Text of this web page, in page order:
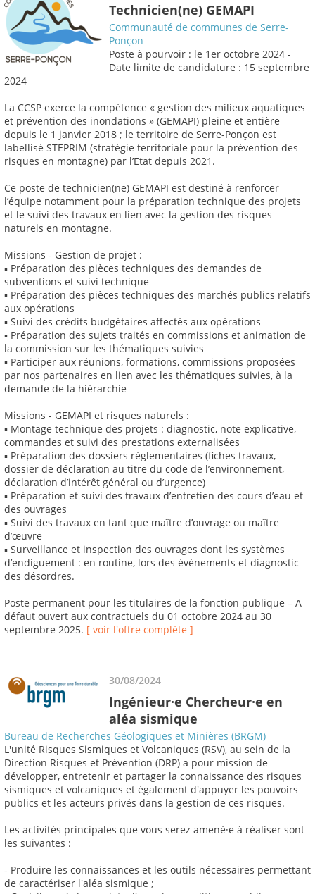
Technicien(ne) GEMAPI
Communauté de communes de Serre-
Ponçon
Poste à pourvoir : le 1er octobre 2024 -
Date limite de candidature : 15 septembre
2024
La CCSP exerce la compétence « gestion des milieux aquatiques
et prévention des inondations » (GEMAPI) pleine et entière
depuis le 1 janvier 2018 ; le territoire de Serre-Ponçon est
labellisé STEPRIM (stratégie territoriale pour la prévention des
risques en montagne) par l’Etat depuis 2021.
Ce poste de technicien(ne) GEMAPI est destiné à renforcer
l’équipe notamment pour la préparation technique des projets
et le suivi des travaux en lien avec la gestion des risques
naturels en montagne.
Missions - Gestion de projet :
▪ Préparation des pièces techniques des demandes de
subventions et suivi technique
▪ Préparation des pièces techniques des marchés publics relatifs
aux opérations
▪ Suivi des crédits budgétaires affectés aux opérations
▪ Préparation des sujets traités en commissions et animation de
la commission sur les thématiques suivies
▪ Participer aux réunions, formations, commissions proposées
par nos partenaires en lien avec les thématiques suivies, à la
demande de la hiérarchie
Missions - GEMAPI et risques naturels :
▪ Montage technique des projets : diagnostic, note explicative,
commandes et suivi des prestations externalisées
▪ Préparation des dossiers réglementaires (fiches travaux,
dossier de déclaration au titre du code de l’environnement,
déclaration d’intérêt général ou d’urgence)
▪ Préparation et suivi des travaux d’entretien des cours d’eau et
des ouvrages
▪ Suivi des travaux en tant que maître d’ouvrage ou maître
d’œuvre
▪ Surveillance et inspection des ouvrages dont les systèmes
d’endiguement : en routine, lors des évènements et diagnostic
des désordres.
Poste permanent pour les titulaires de la fonction publique – A
défaut ouvert aux contractuels du 01 octobre 2024 au 30
septembre 2025. [ voir l'offre complète ]
30/08/2024
Ingénieur·e Chercheur·e en
aléa sismique
Bureau de Recherches Géologiques et Minières (BRGM)
L'unité Risques Sismiques et Volcaniques (RSV), au sein de la
Direction Risques et Prévention (DRP) a pour mission de
développer, entretenir et partager la connaissance des risques
sismiques et volcaniques et également d'appuyer les pouvoirs
publics et les acteurs privés dans la gestion de ces risques.
Les activités principales que vous serez amené·e à réaliser sont
les suivantes :
- Produire les connaissances et les outils nécessaires permettant
de caractériser l'aléa sismique ;